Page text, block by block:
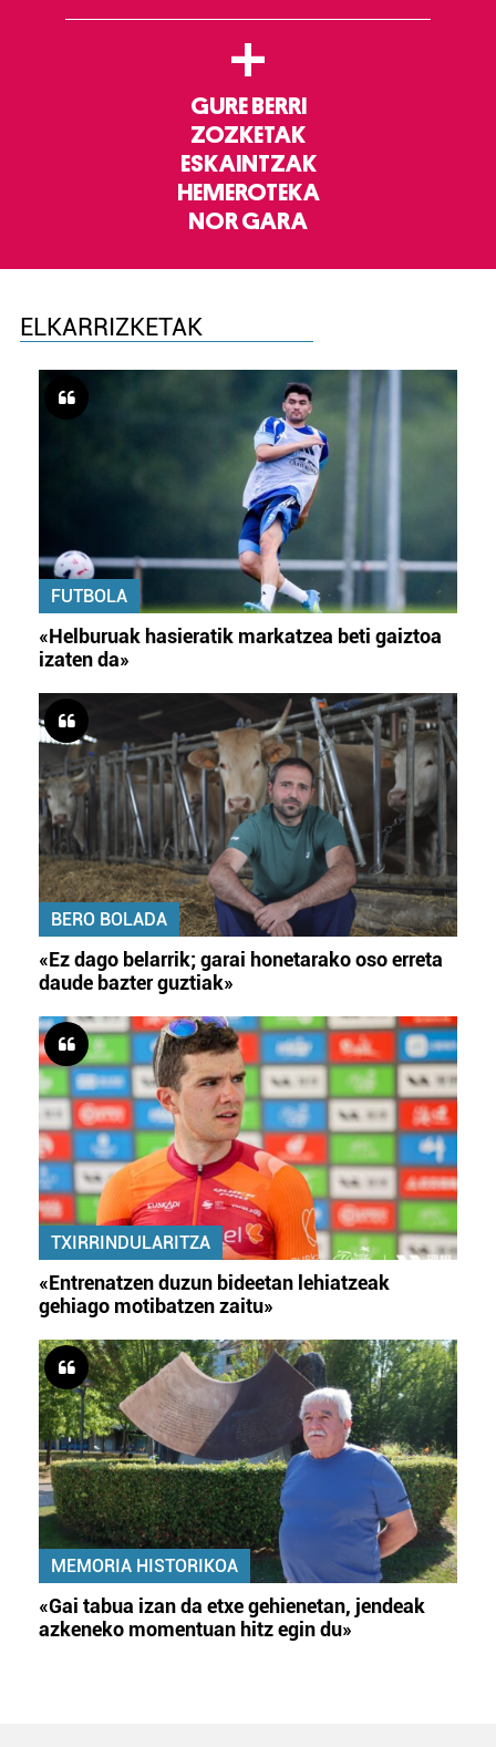
+
GURE BERRI
ZOZKETAK
ESKAINTZAK
HEMEROTEKA
NOR GARA
ELKARRIZKETAK
FUTBOLA
«Helburuak hasieratik markatzea beti gaiztoa
izaten da»
BERO BOLADA
«Ez dago belarrik; garai honetarako oso erreta
daude bazter guztiak»
TXIRRINDULARITZA
«Entrenatzen duzun bideetan lehiatzeak
gehiago motibatzen zaitu»
MEMORIA HISTORIKOA
«Gai tabua izan da etxe gehienetan, jendeak
azkeneko momentuan hitz egin du»